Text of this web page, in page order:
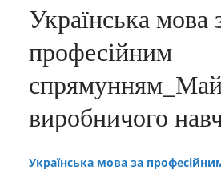
Українська мова
професійним
виробничого
Українська мова за